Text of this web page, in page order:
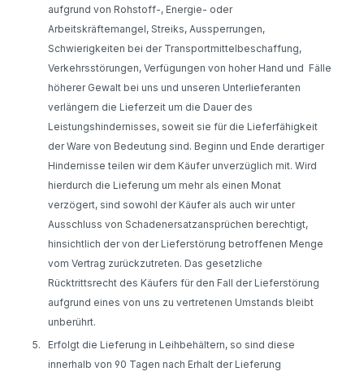
aufgrund von Rohstoff-, Energie- oder
Arbeitskräftemangel, Streiks, Aussperrungen,
Schwierigkeiten bei der Transportmittelbeschaffung,
Verkehrsstörungen, Verfügungen von hoher Hand und Fälle
höherer Gewalt bei uns und unseren Unterlieferanten
verlängern die Lieferzeit um die Dauer des
Leistungshindernisses, soweit sie für die Lieferfähigkeit
der Ware von Bedeutung sind. Beginn und Ende derartiger
Hindernisse teilen wir dem Käufer unverzüglich mit. Wird
hierdurch die Lieferung um mehr als einen Monat
verzögert, sind sowohl der Käufer als auch wir unter
Ausschluss von Schadenersatzansprüchen berechtigt,
hinsichtlich der von der Lieferstörung betroffenen Menge
vom Vertrag zurückzutreten. Das gesetzliche
Rücktrittsrecht des Käufers für den Fall der Lieferstörung
aufgrund eines von uns zu vertretenen Umstands bleibt
unberührt.
5.
Erfolgt die Lieferung in Leihbehältern, so sind diese
innerhalb von 90 Tagen nach Erhalt der Lieferung